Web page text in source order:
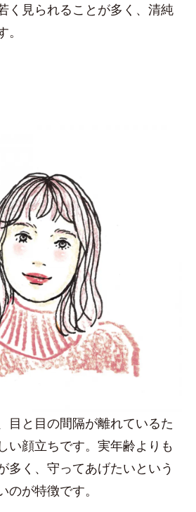
く見られることが多く、清純
目と目の間隔が離れているた
い顔立ちです。実年齢よりも
多く、守ってあげたいという
が特徴です。